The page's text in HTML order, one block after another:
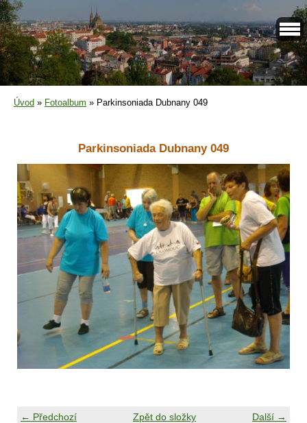
Úvod » Fotoalbum » Parkinsoniada Dubnany 049
Parkinsoniada Dubnany 049
← Předchozí Další →
Zpět do složky